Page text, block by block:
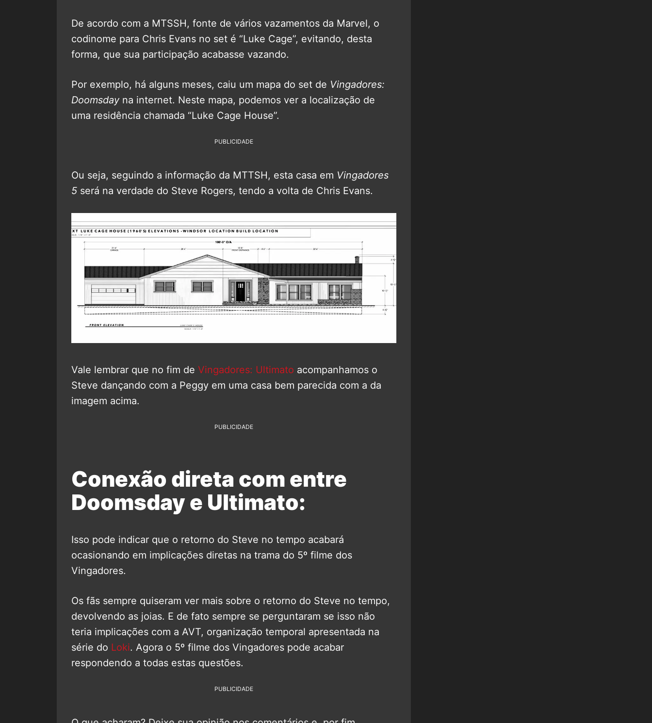
De acordo com a MTSSH, fonte de vários vazamentos da Marvel, o
codinome para Chris Evans no set é “Luke Cage”, evitando, desta
forma, que sua participação acabasse vazando.
Por exemplo, há alguns meses, caiu um mapa do set de Vingadores:
Doomsday na internet. Neste mapa, podemos ver a localização de
uma residência chamada “Luke Cage House”.
PUBLICIDADE
Ou seja, seguindo a informação da MTTSH, esta casa em Vingadores
5 será na verdade do Steve Rogers, tendo a volta de Chris Evans.
Vale lembrar que no fim de Vingadores: Ultimato acompanhamos o
Steve dançando com a Peggy em uma casa bem parecida com a da
imagem acima.
PUBLICIDADE
Conexão direta com entre
Doomsday e Ultimato:
Isso pode indicar que o retorno do Steve no tempo acabará
ocasionando em implicações diretas na trama do 5º filme dos
Vingadores.
Os fãs sempre quiseram ver mais sobre o retorno do Steve no tempo,
devolvendo as joias. E de fato sempre se perguntaram se isso não
teria implicações com a AVT, organização temporal apresentada na
série do Loki. Agora o 5º filme dos Vingadores pode acabar
respondendo a todas estas questões.
PUBLICIDADE